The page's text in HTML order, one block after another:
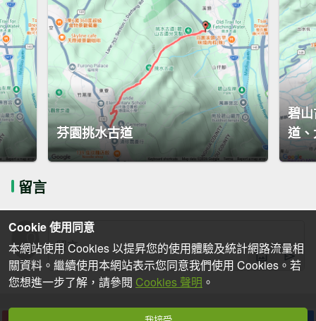
芬園挑水古道
碧
道
留言
Cookie 使用同意
本網站使用 Cookies 以提昇您的使用體驗及統計網路流量相
關資料。繼續使用本網站表示您同意我們使用 Cookies。若
您想進一步了解，請參閱 Cookies 聲明 。